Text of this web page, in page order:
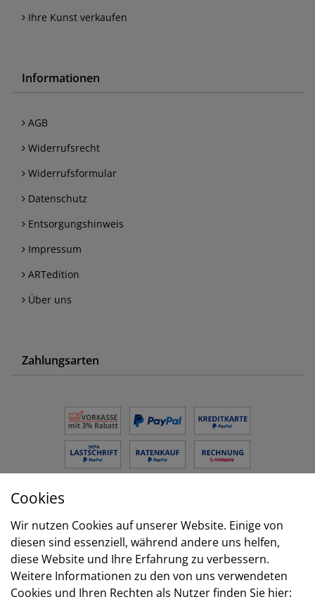
Ihre Kunst verkaufen
Informationen
AGB
Widerrufsrecht
Widerrufsformular
Datenschutz
Entsorgungshinweis
Impressum
ARTedition
Über uns
Zahlungsarten
Versand
Cookies
Wir nutzen Cookies auf unserer Website. Einige von
diesen sind essenziell, während andere uns helfen,
diese Website und Ihre Erfahrung zu verbessern.
Weitere Informationen zu den von uns verwendeten
Cookies und Ihren Rechten als Nutzer finden Sie hier: